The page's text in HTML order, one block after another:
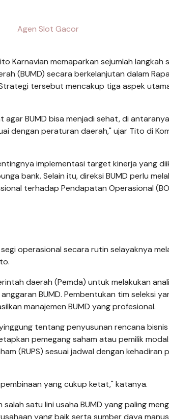
Agen Slot Gacor
Karnavian memaparkan sejumlah
(BUMD) secara berkelanjutan dalam
tersebut mencakup tiga aspek
BUMD bisa menjadi sehat, di
dengan peraturan daerah," ujar Tito di
implementasi target kinerja yang
bank. Selain itu, direksi BUMD perlu
terhadap Pendapatan Operasional
operasional secara rutin selayaknya
daerah (Pemda) untuk melakukan
BUMD. Pembentukan tim seleksi
manajemen BUMD yang profesional.
tentang penyusunan rencana
pemegang saham atau pemilik
(RUPS) sesuai jadwal dengan kehadiran
yang cukup ketat," katanya.
satu lini usaha BUMD yang paling
yang baik serta sumber daya